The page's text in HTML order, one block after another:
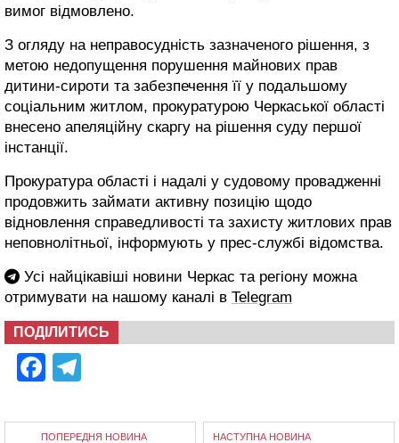
вимог відмовлено.
З огляду на неправосудність зазначеного рішення, з
метою недопущення порушення майнових прав
дитини-сироти та забезпечення її у подальшому
соціальним житлом, прокуратурою Черкаської області
внесено апеляційну скаргу на рішення суду першої
інстанції.
Прокуратура області і надалі у судовому провадженні
продовжить займати активну позицію щодо
відновлення справедливості та захисту житлових прав
неповнолітньої, інформують у прес-службі відомства.
Усі найцікавіші новини Черкас та регіону можна
отримувати на нашому каналі в Telegram
ПОДІЛИТИСЬ
Facebook
ПОПЕРЕДНЯ НОВИНА НАСТУПНА НОВИНА